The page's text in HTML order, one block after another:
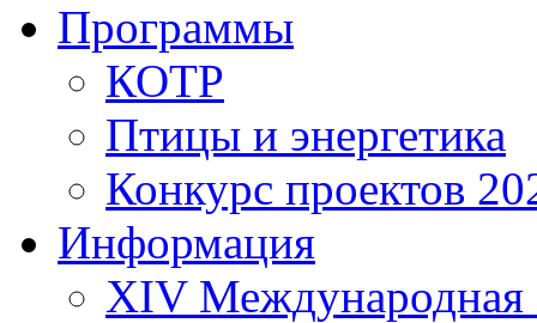
Программы
КОТР
Птицы и энергетика
Конкурс проектов
Информация
XIV Международная